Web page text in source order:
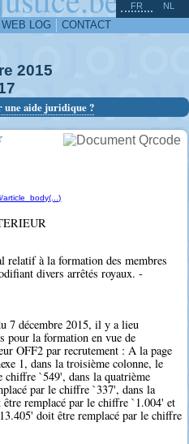
WEB LOG CONTACT
FR NL
2015
une aide juridique ?
article_body(...)
à la formation des membres
divers arrêtés royaux. -
7 décembre 2015, il y a lieu
pour la formation en vue de
OFF2 par recrutement : A la page
1, dans la troisième colonne, le
`549', dans la quatrième
par le chiffre `337', dans la
remplacé par le chiffre `1.004' et
doit être remplacé par le chiffre
^